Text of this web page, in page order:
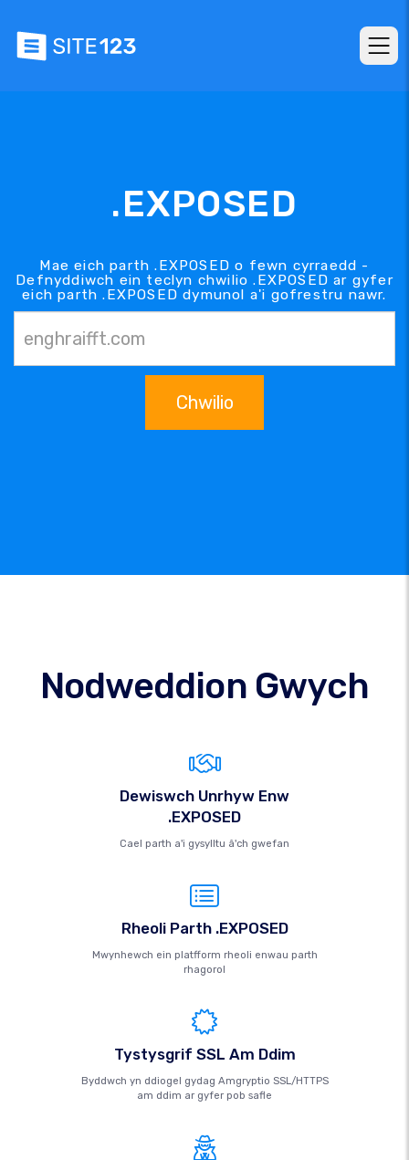
.EXPOSED
Mae eich parth .EXPOSED o fewn cyrraedd -
Defnyddiwch ein teclyn chwilio .EXPOSED ar gyfer
eich parth .EXPOSED dymunol a'i gofrestru nawr.
Chwilio
Nodweddion Gwych
Dewiswch Unrhyw Enw
.EXPOSED
Cael parth a'i gysylltu â'ch gwefan
Rheoli Parth .EXPOSED
Mwynhewch ein platfform rheoli enwau parth
rhagorol
Tystysgrif SSL Am Ddim
Byddwch yn ddiogel gydag Amgryptio SSL/HTTPS
am ddim ar gyfer pob safle